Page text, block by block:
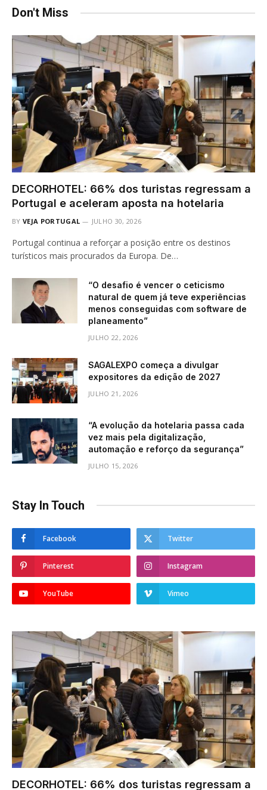
Don't Miss
DECORHOTEL: 66% dos turistas regressam a
Portugal e aceleram aposta na hotelaria
BY VEJA PORTUGAL JULHO 30, 2026
Portugal continua a reforçar a posição entre os destinos
turísticos mais procurados da Europa. De…
“O desafio é vencer o ceticismo
natural de quem já teve experiências
menos conseguidas com software de
planeamento”
JULHO 22, 2026
SAGALEXPO começa a divulgar
expositores da edição de 2027
JULHO 21, 2026
“A evolução da hotelaria passa cada
vez mais pela digitalização,
automação e reforço da segurança”
JULHO 15, 2026
Stay In Touch
Facebook Twitter
Pinterest Instagram
YouTube Vimeo
DECORHOTEL: 66% dos turistas regressam a